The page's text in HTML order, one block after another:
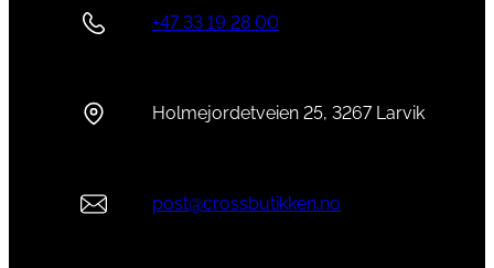
+47 33 19 28 00
Holmejordetveien 25, 3267 Larvik
post@crossbutikken.no